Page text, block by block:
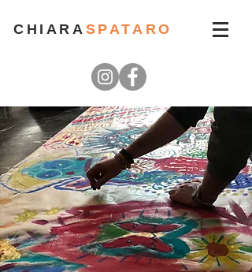
CHIARA SPATARO